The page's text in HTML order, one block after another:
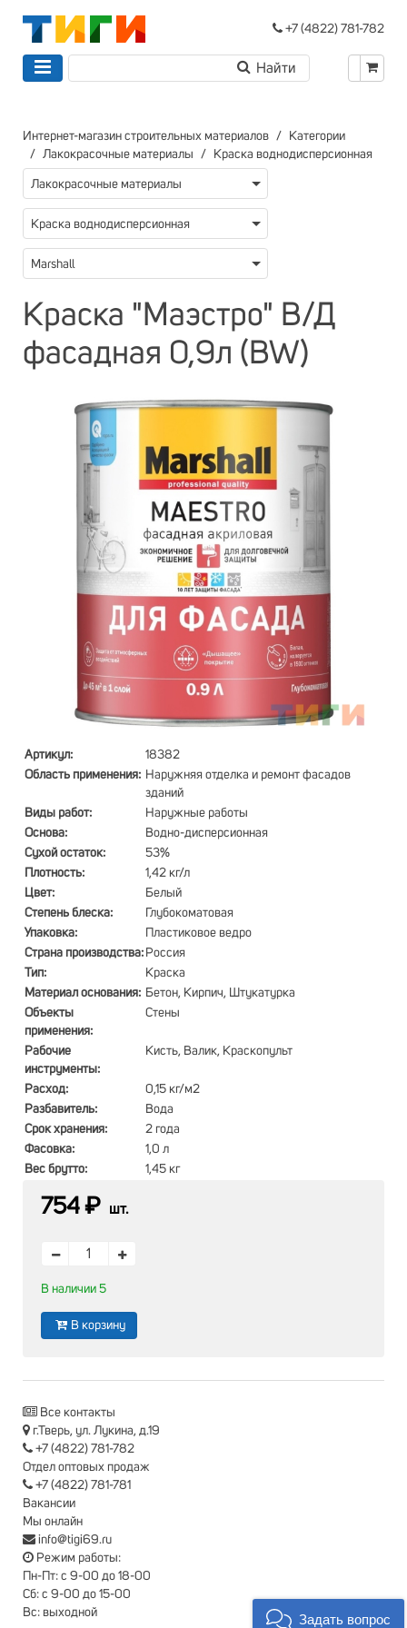
+7 (4822) 781-782
Интернет-магазин строительных материалов
Категории
Лакокрасочные материалы
Краска воднодисперсионная
Лакокрасочные материалы
Краска воднодисперсионная
Marshall
Краска "Маэстро" В/Д
фасадная 0,9л (BW)
Артикул:
18382
Область применения: Наружняя отделка и ремонт фасадов
зданий
Виды работ:
Наружные работы
Основа:
Водно-дисперсионная
Сухой остаток:
53%
Плотность:
1,42 кг/л
Цвет:
Белый
Степень блеска:
Глубокоматовая
Упаковка:
Пластиковое ведро
Страна производства: Россия
Тип:
Краска
Материал основания: Бетон, Кирпич, Штукатурка
Объекты
применения:
Стены
Рабочие
инструменты:
Кисть, Валик, Краскопульт
Расход:
0,15 кг/м2
Разбавитель:
Вода
Срок хранения:
2 года
Фасовка:
1,0 л
Вес брутто:
1,45 кг
754 ₽ шт.
В наличии 5
В корзину
Все контакты
г.Тверь, ул. Лукина, д.19
+7 (4822) 781-782
Отдел оптовых продаж
+7 (4822) 781-781
Вакансии
Мы онлайн
info@tigi69.ru
Режим работы:
Пн-Пт: с 9-00 до 18-00
Сб: с 9-00 до 15-00
Вс: выходной
Задать вопрос